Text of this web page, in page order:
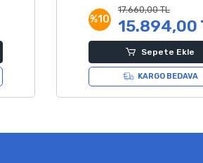
Bisikleti 50 Kadro
%10
17.660,00 TL
15.894,00
Sepete Ekle
KARGO BEDAVA